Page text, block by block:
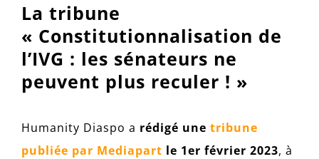
La tribune
« Constitutionnalisation de
l’IVG : les sénateurs ne
peuvent plus reculer ! »
Humanity Diaspo a rédigé une tribune
publiée par Mediapart le 1er février 2023, à